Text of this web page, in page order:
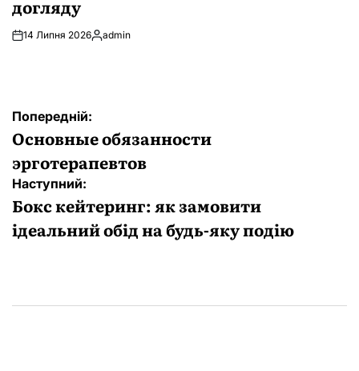
догляду
14 Липня 2026Опубліковано
admin
Навігація
записів
Попередній:
Основные обязанности
эрготерапевтов
Наступний:
Бокс кейтеринг: як замовити
ідеальний обід на будь-яку подію